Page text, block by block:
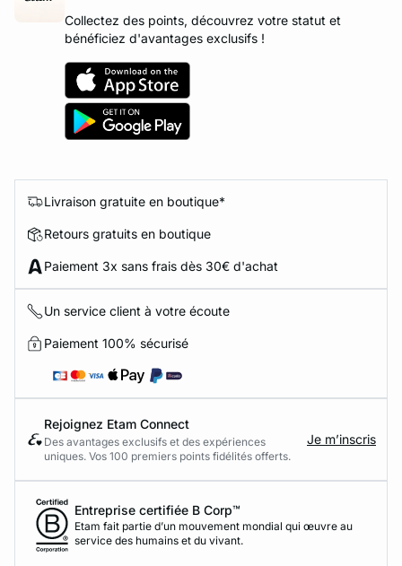
Collectez des points, découvrez votre statut et
bénéficiez d'avantages exclusifs !
Livraison gratuite en boutique*
Retours gratuits en boutique
Paiement 3x sans frais dès 30€ d'achat
Un service client à votre écoute
Paiement 100% sécurisé
Rejoignez Etam Connect
Des avantages exclusifs et des expériences
uniques. Vos 100 premiers points fidélités offerts.
Je m’inscris
Entreprise certifiée B Corp™
Etam fait partie d’un mouvement mondial qui œuvre au
service des humains et du vivant.